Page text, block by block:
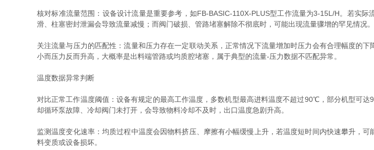
核对标准流量范围：设备设计流量是重要参考，如FB-BASIC-110X-PLUS型工作流量为3-15L/H。若实
滑、柱塞密封泄漏会导致流量减慢；而阀门破损、管路堵塞解除不彻底时，可能出现流量骤增的罕见情况。
关注流量与压力的匹配性：流量和压力存在一定联动关系，正常情况下流量增加时压力会有合理幅度的
小而压力反而升高，大概率是出料端管路或均质腔堵塞，属于典型的流量-压力数据不匹配异常。
温度数据异常判断
对比正常工作温度阈值：设备有规定的最高工作温度，多数机型最高进料温度不超过90℃，部分机型可
却循环泵故障、冷却阀门未打开，会导致物料冷却不及时，出口温度急剧升高。
监测温度变化速率：均质过程中温度会因物料挤压、摩擦有小幅缓慢上升，若温度短时间内快速攀升，
料变质或设备损坏。